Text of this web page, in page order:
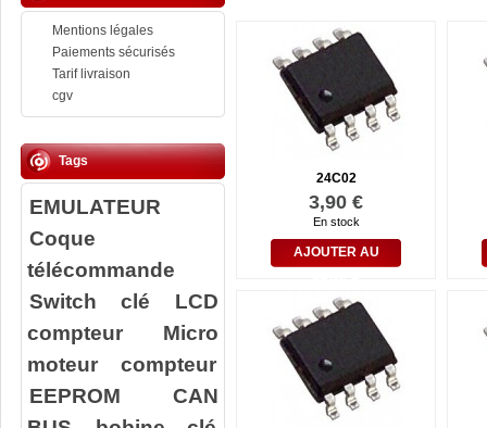
Mentions légales
Paiements sécurisés
Tarif livraison
cgv
Tags
EMULATEUR
Coque
télécommande
Switch clé
LCD
compteur
Micro
moteur compteur
EEPROM
CAN
24C02
3,90 €
En stock
AJOUTER AU